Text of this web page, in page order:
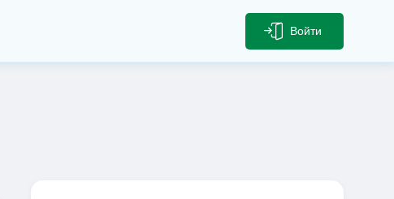
Войти